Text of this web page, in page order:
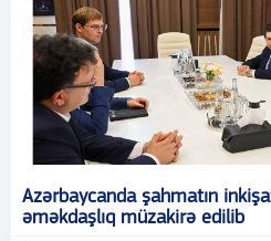
Azərbaycanda şahmatın
əməkdaşlıq müzakirə edilib